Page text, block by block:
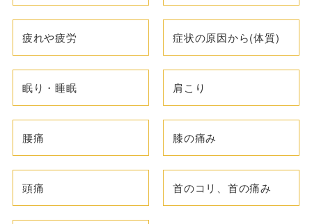
疲れや疲労 症状の原因から(体質)
眠り・睡眠 肩こり
腰痛 膝の痛み
頭痛 首のコリ、首の痛み